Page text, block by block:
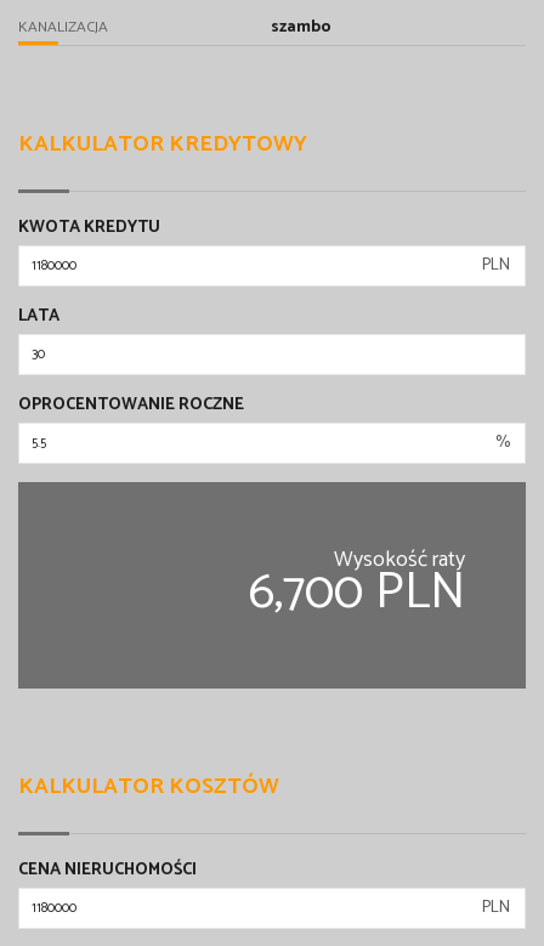
KANALIZACJA szambo
KALKULATOR KREDYTOWY
KWOTA KREDYTU
PLN
LATA
OPROCENTOWANIE ROCZNE
%
Wysokość raty
6,700 PLN
KALKULATOR KOSZTÓW
CENA NIERUCHOMOŚCI
PLN